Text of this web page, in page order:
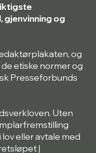
gjenvinning og
og
etiske normer og
Presseforbunds
Uten
eller avtale med
|